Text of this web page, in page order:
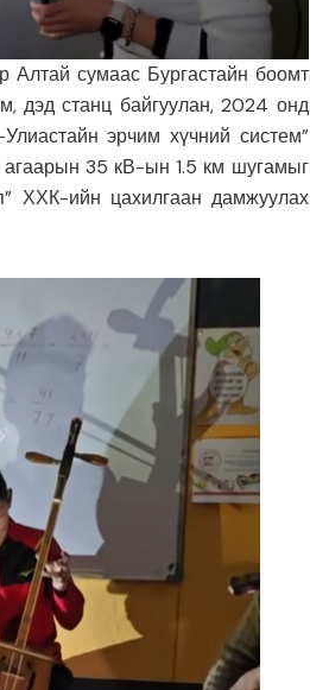
Алтай сумаас Бургастайн боомт
дэд станц байгуулан, 2024 онд
эрчим хүчний систем”
агаарын 35 кВ-ын 1.5 км шугамыг
ХХК-ийн цахилгаан дамжуулах